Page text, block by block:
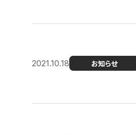
2021.10.18 お知らせ